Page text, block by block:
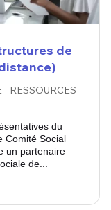
de
RESSOURCES
du
Comité Social
un partenaire
de...